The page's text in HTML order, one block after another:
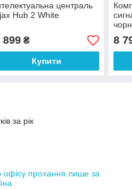
централь
Hub 2 White
899₴
Купити
8
за рік
офісу прохання лише за